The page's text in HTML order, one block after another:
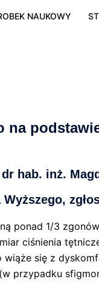
NAUKOWY
na
hab. inż.
ponad 1/3
ciśnienia
się z
przypadku